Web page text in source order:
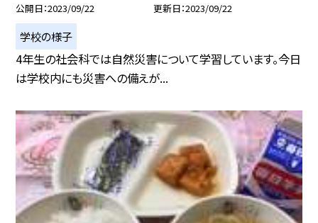
公開日 2023/09/22 更新日 2023/09/22
学校の様子
4年生の社会科では自然災害について学習しています。今日
は学校内にも災害への備えが...